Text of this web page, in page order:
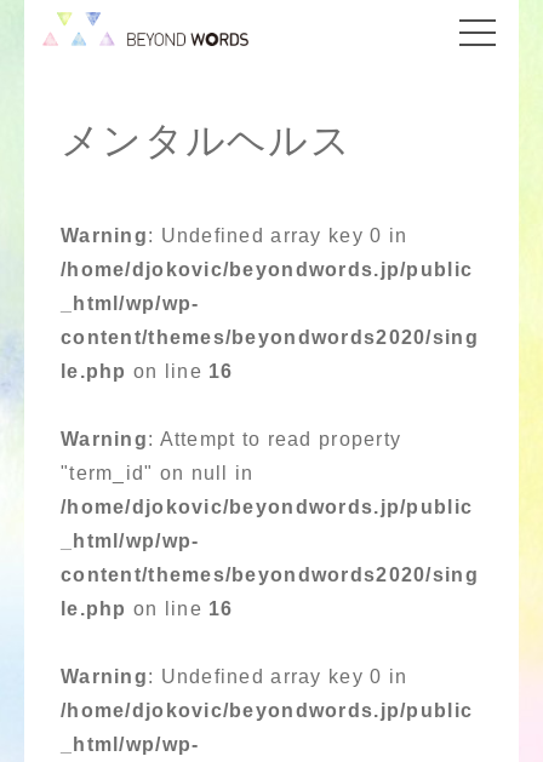
メンタルヘルス
Warning: Undefined array key 0 in
/home/djokovic/beyondwords.jp/public
_html/wp/wp-
content/themes/beyondwords2020/sing
le.php on line 16
Warning: Attempt to read property
"term_id" on null in
/home/djokovic/beyondwords.jp/public
_html/wp/wp-
content/themes/beyondwords2020/sing
le.php on line 16
Warning: Undefined array key 0 in
/home/djokovic/beyondwords.jp/public
_html/wp/wp-